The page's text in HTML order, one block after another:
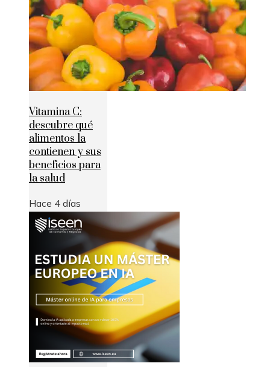
Vitamina C:
descubre qué
alimentos la
contienen y sus
beneficios para
la salud
Hace 4 días